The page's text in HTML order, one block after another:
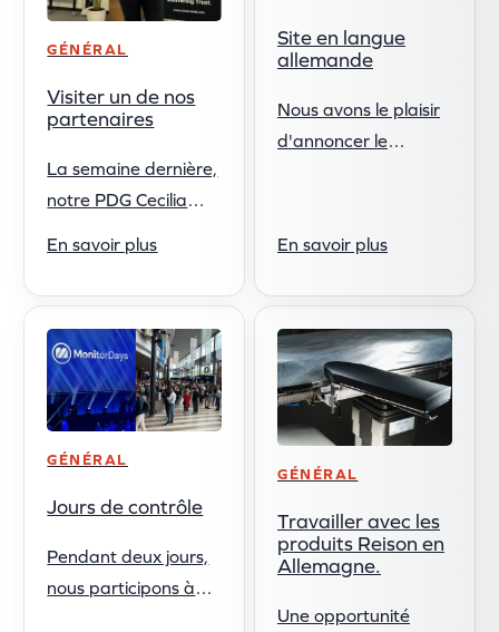
GÉNÉRAL
Visiter un de nos
partenaires
La semaine dernière,
notre PDG Cecilia
partenaires en
Suède, CrownMed
AB, pour présenter
Reison et discuter ...
En savoir plus
Site en langue
allemande
Nous avons le plaisir
d'annoncer le
langue allemande. Il
importante pour
faire connaître nos
produits et ...
En savoir plus
GÉNÉRAL
Jours de contrôle
Pendant deux jours,
nous participons à
GÉNÉRAL
Travailler avec les
produits Reison en
Allemagne.
Une opportunité